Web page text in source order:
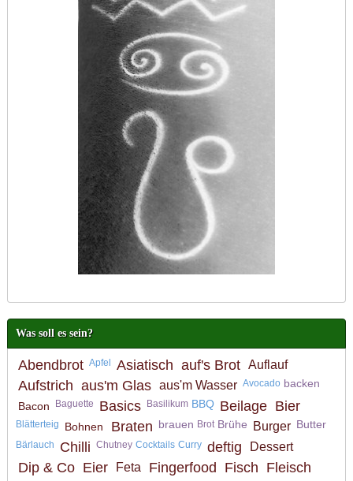
Was soll es sein?
Abendbrot Apfel Asiatisch auf's Brot Auflauf
Aufstrich aus'm Glas aus'm Wasser Avocado backen
Bacon
Baguette Basics Basilikum BBQ Beilage Bier
Blätterteig Bohnen Braten brauen Brot Brühe Burger Butter
Bärlauch Chilli Chutney Cocktails Curry deftig Dessert
Dip & Co Eier Feta Fingerfood Fisch Fleisch